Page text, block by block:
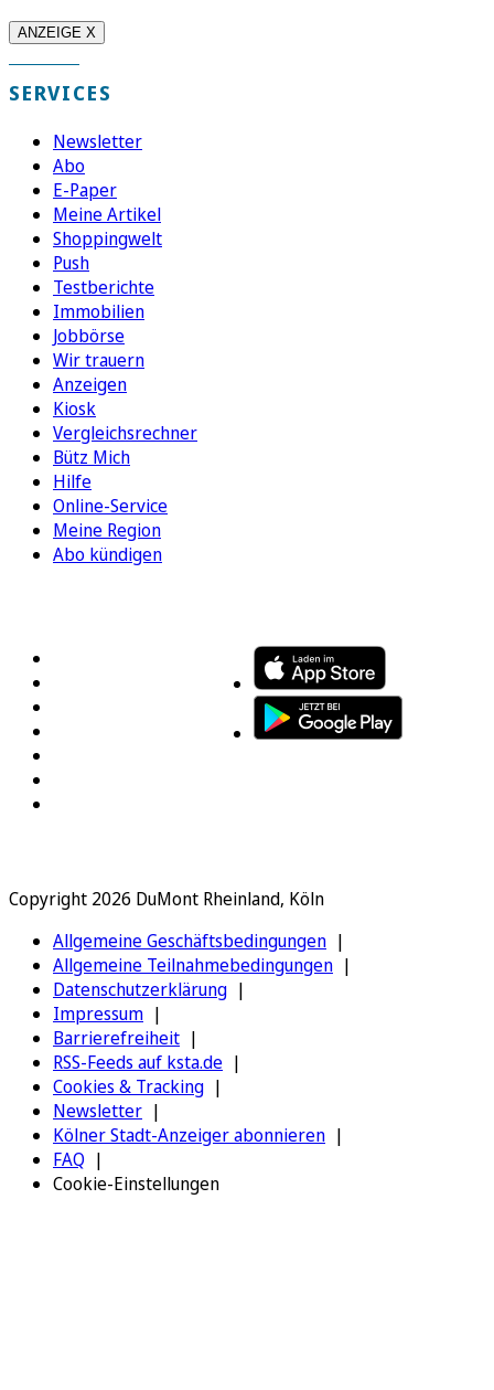
ANZEIGE X
SERVICES
Newsletter
Abo
E-Paper
Meine Artikel
Shoppingwelt
Push
Testberichte
Immobilien
Jobbörse
Wir trauern
Anzeigen
Kiosk
Vergleichsrechner
Bütz Mich
Hilfe
Online-Service
Meine Region
Abo kündigen
Copyright 2026 DuMont Rheinland, Köln
Allgemeine Geschäftsbedingungen
Allgemeine Teilnahmebedingungen
Datenschutzerklärung
Impressum
Barrierefreiheit
RSS-Feeds auf ksta.de
Cookies & Tracking
Newsletter
Kölner Stadt-Anzeiger abonnieren
FAQ
Cookie-Einstellungen